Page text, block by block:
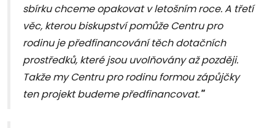
sbírku chceme opakovat v letošním roce. A třetí
věc, kterou biskupství pomůže Centru pro
rodinu je předfinancování těch dotačních
prostředků, které jsou uvolňovány až později.
Takže my Centru pro rodinu formou zápůjčky
ten projekt budeme předfinancovat."